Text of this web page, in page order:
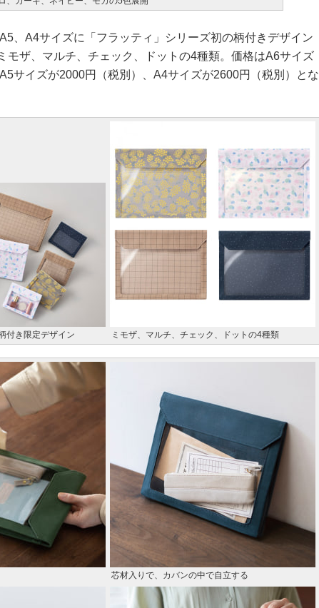
、A4サイズに「フラッティ」シリーズ初の柄付きデザイン
モザ、マルチ、チェック、ドットの4種類。価格はA6サイズ
サイズが2000円（税別）、A4サイズが2600円（税別）とな
付き限定デザイン ミモザ、マルチ、チェック、ドットの4種類
芯材入りで、カバンの中で自立する